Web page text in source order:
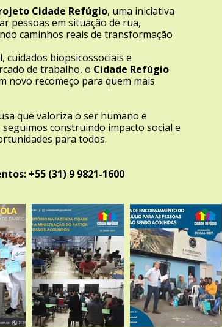
Cidade Refúgio, uma iniciativa
pessoas em situação de rua,
caminhos reais de transformação
cuidados biopsicossociais e
de trabalho, o Cidade Refúgio
novo recomeço para quem mais
que valoriza o ser humano e
construindo impacto social e
para todos.
+55 (31) 9 9821-1600